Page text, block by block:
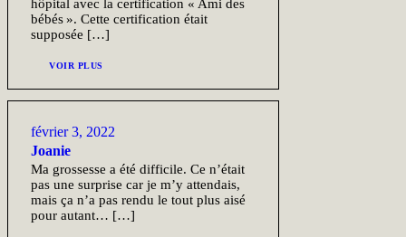
hôpital avec la certification « Ami des
bébés ». Cette certification était
supposée […]
VOIR PLUS
février 3, 2022
Joanie
Ma grossesse a été difficile. Ce n’était
pas une surprise car je m’y attendais,
mais ça n’a pas rendu le tout plus aisé
pour autant… […]